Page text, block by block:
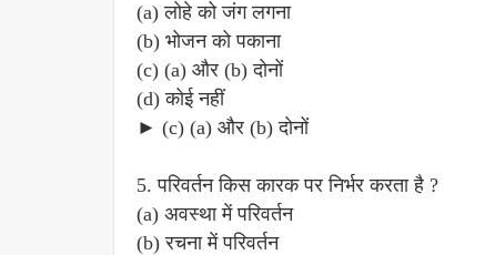
(a) लोहे को जंग लगना
(b) भोजन को पकाना
(c) (a) और (b) दोनों
(d) कोई नहीं
► (c) (a) और (b) दोनों
5. परिवर्तन किस कारक पर निर्भर करता है ?
(a) अवस्था में परिवर्तन
(b) रचना में परिवर्तन